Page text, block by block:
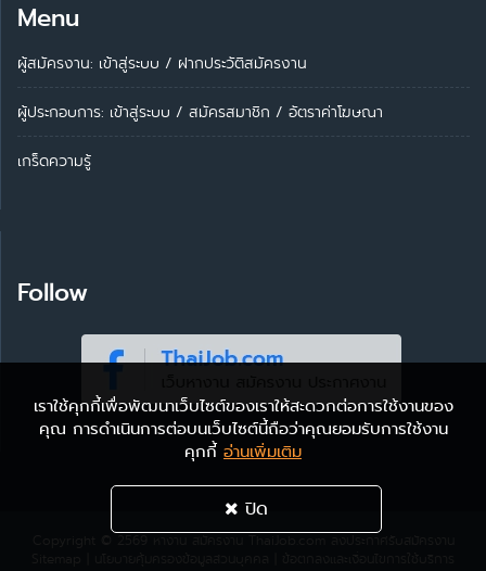
Menu
ผู้สมัครงาน: เข้าสู่ระบบ / ฝากประวัติสมัครงาน
ผู้ประกอบการ: เข้าสู่ระบบ / สมัครสมาชิก / อัตราค่าโฆษณา
เกร็ดความรู้
Follow
เราใช้คุกกี้เพื่อพัฒนาเว็บไซต์ของเราให้สะดวกต่อการใช้งานของ
คุณ การดำเนินการต่อบนเว็บไซต์นี้ถือว่าคุณยอมรับการใช้งาน
คุกกี้ อ่านเพิ่มเติม
ปิด